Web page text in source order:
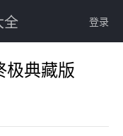
登录
全
极典藏版